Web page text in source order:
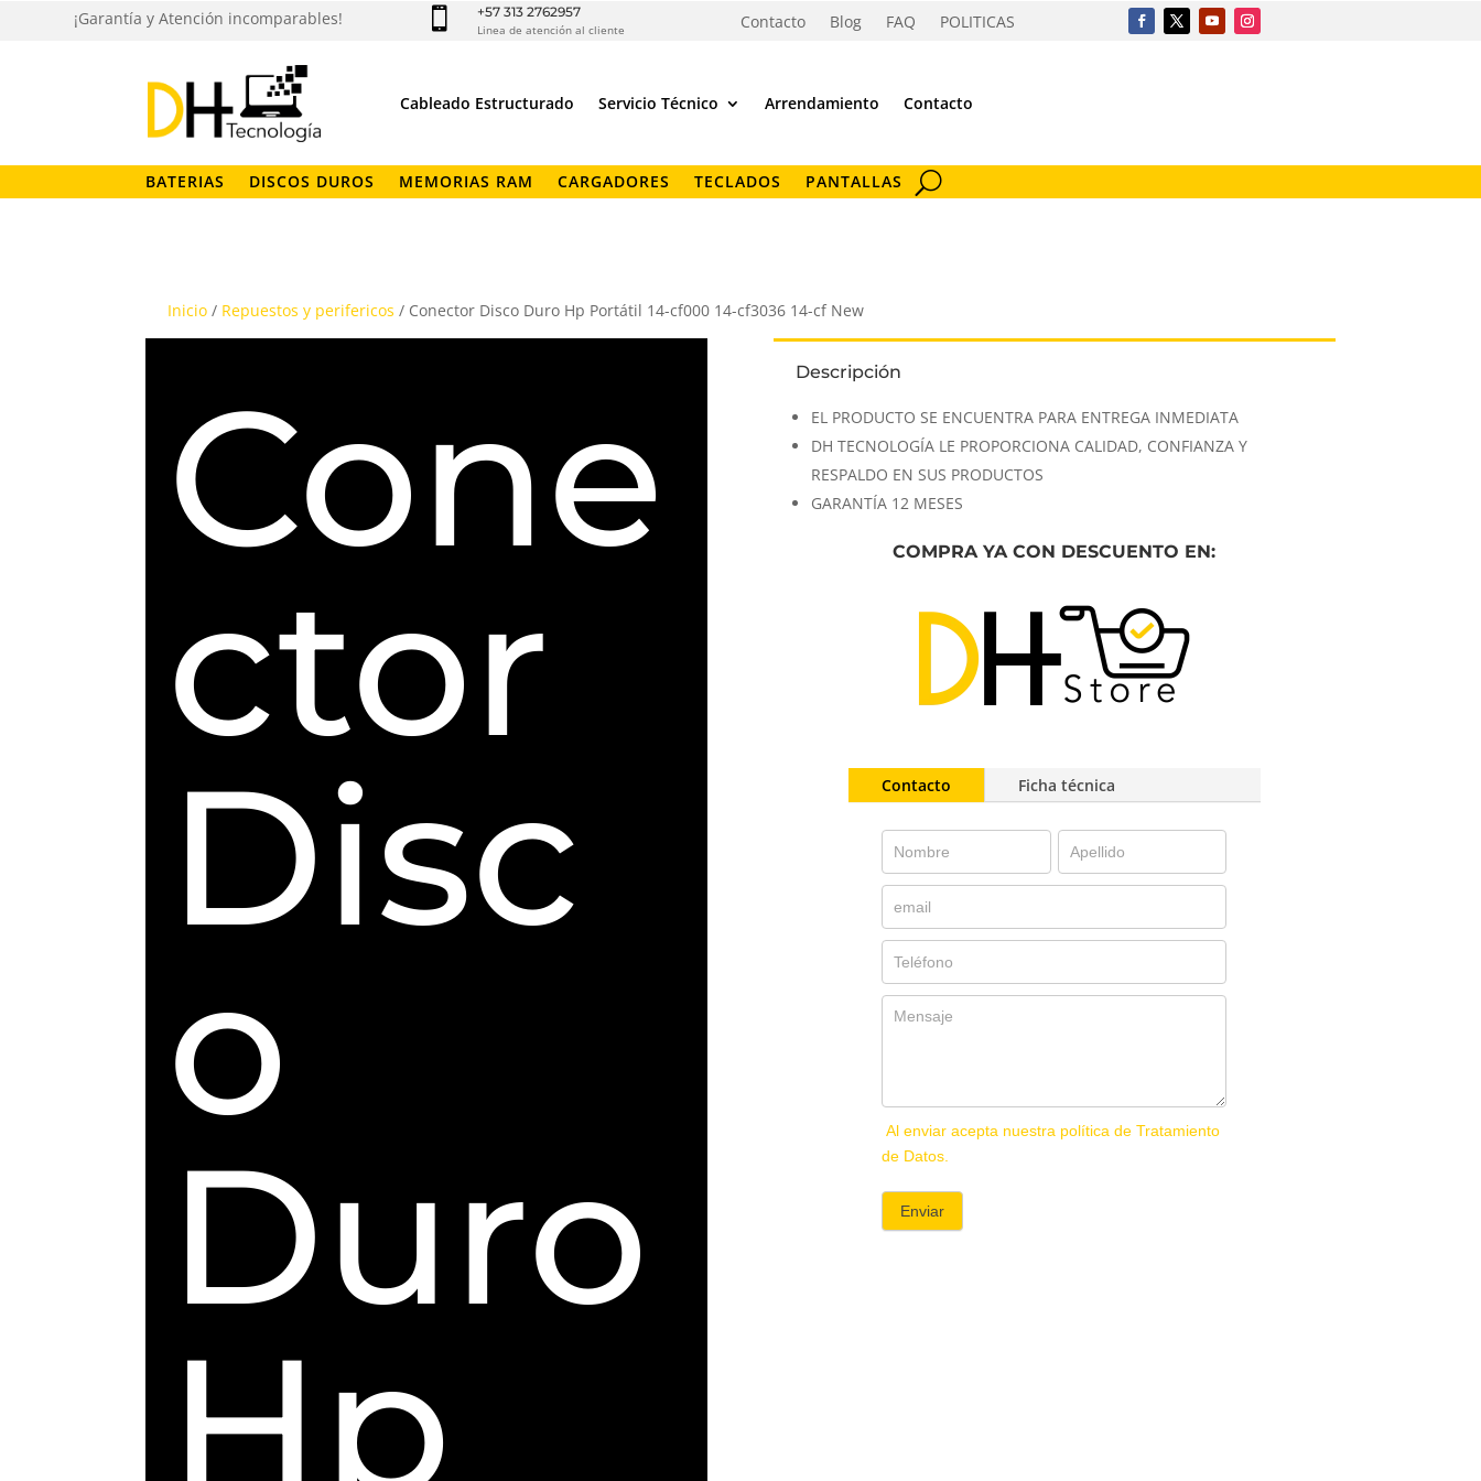
¡Garantía y Atención incomparables!  +57 313 2762957
Linea de atención al cliente Contacto Blog FAQ POLITICAS
Cableado Estructurado Servicio Técnico Arrendamiento Contacto
BATERIAS DISCOS DUROS MEMORIAS RAM CARGADORES TECLADOS PANTALLAS
Inicio / Repuestos y perifericos / Conector Disco Duro Hp Portátil 14-cf000 14-cf3036 14-cf New
Cone
ctor
Disc
o
Duro
Hp
Descripción
EL PRODUCTO SE ENCUENTRA PARA ENTREGA INMEDIATA
DH TECNOLOGÍA LE PROPORCIONA CALIDAD, CONFIANZA Y
RESPALDO EN SUS PRODUCTOS
GARANTÍA 12 MESES
COMPRA YA CON DESCUENTO EN:
Contacto Ficha técnica
Al enviar acepta nuestra política de Tratamiento
de Datos.
Enviar